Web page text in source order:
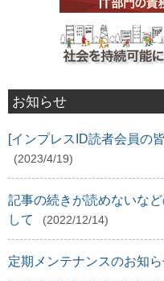
お知らせ
[インプレスID読者会員の
(2023/4/19)
記事の続きが読めないな
して
(2022/12/14)
定期メンテナンスのお知